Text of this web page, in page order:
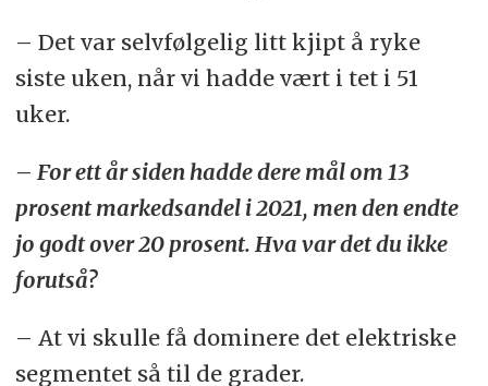
– Det var selvfølgelig litt kjipt å ryke
siste uken, når vi hadde vært i tet i 51
uker.
– For ett år siden hadde dere mål om 13
prosent markedsandel i 2021, men den endte
jo godt over 20 prosent. Hva var det du ikke
forutså?
– At vi skulle få dominere det elektriske
segmentet så til de grader.